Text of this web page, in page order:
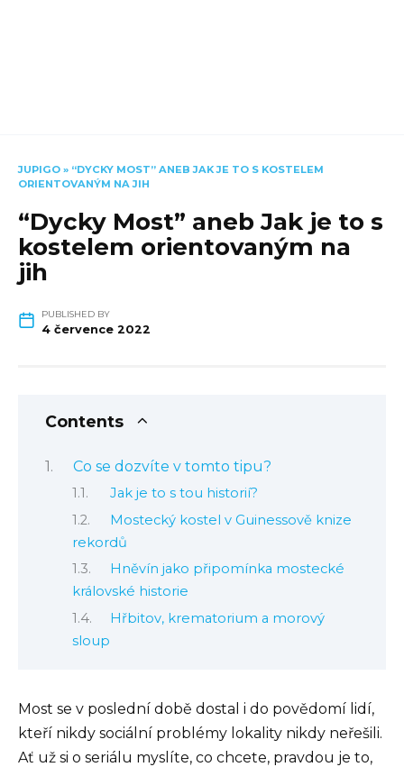
JUPIGO » “DYCKY MOST” ANEB JAK JE TO S KOSTELEM
ORIENTOVANÝM NA JIH
“Dycky Most” aneb Jak je to s
kostelem orientovaným na
jih
PUBLISHED BY
4 července 2022
Contents
Co se dozvíte v tomto tipu?
Jak je to s tou historií?
Mostecký kostel v Guinessově knize
rekordů
Hněvín jako připomínka mostecké
královské historie
Hřbitov, krematorium a morový
sloup
Most se v poslední době dostal i do povědomí lidí,
kteří nikdy sociální problémy lokality nikdy neřešili.
Ať už si o seriálu myslíte, co chcete, pravdou je to,